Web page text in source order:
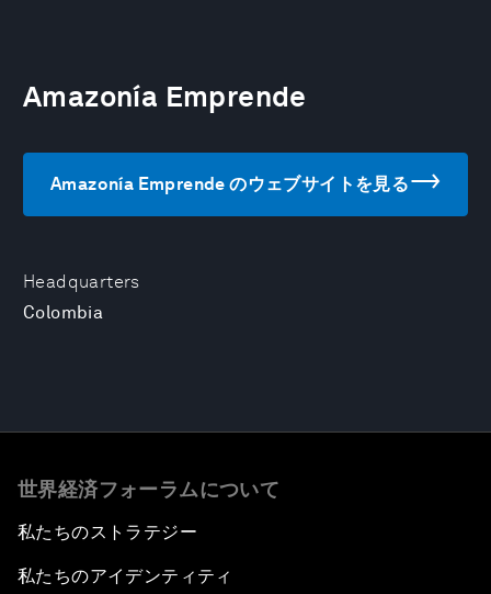
Headquarters
Colombia
Amazonía Emprende
Amazonía Emprende のウェブサイトを見る
世界経済フォーラムについて
私たちのストラテジー
私たちのアイデンティティ